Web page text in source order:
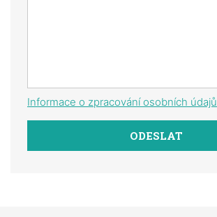
Informace o zpracování osobních údajů